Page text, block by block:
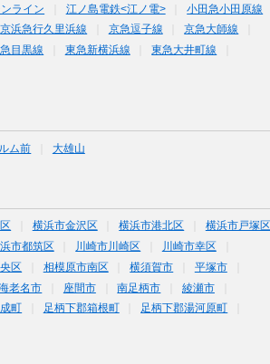
ライン 江ノ島電鉄<江ノ電>
小田急小田原線
京浜急行久里浜線 京急逗子線
京急大師線
目黒線 東急新横浜線
東急大井町線
ム前 大雄山
横浜市金沢区 横浜市港北区
横浜市戸塚区
市都筑区 川崎市川崎区
川崎市幸区
区 相模原市南区 横須賀市
平塚市
老名市 座間市 南足柄市
綾瀬市
町 足柄下郡箱根町
足柄下郡湯河原町